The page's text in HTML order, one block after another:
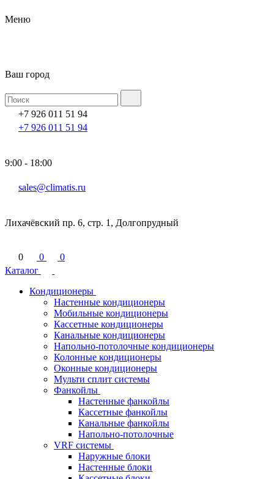
Меню
Ваш город
+7 926 011 51 94
+7 926 011 51 94
9:00 - 18:00
sales@climatis.ru
Лихачёвский пр. 6, стр. 1, Долгопрудный
0 0
0
Каталог
Кондиционеры
Настенные кондиционеры
Мобильные кондиционеры
Кассетные кондиционеры
Канальные кондиционеры
Напольно-потолочные кондиционеры
Колонные кондиционеры
Оконные кондиционеры
Мульти сплит системы
Фанкойлы
Настенные фанкойлы
Кассетные фанкойлы
Канальные фанкойлы
Напольно-потолочные
VRF системы
Наружные блоки
Настенные блоки